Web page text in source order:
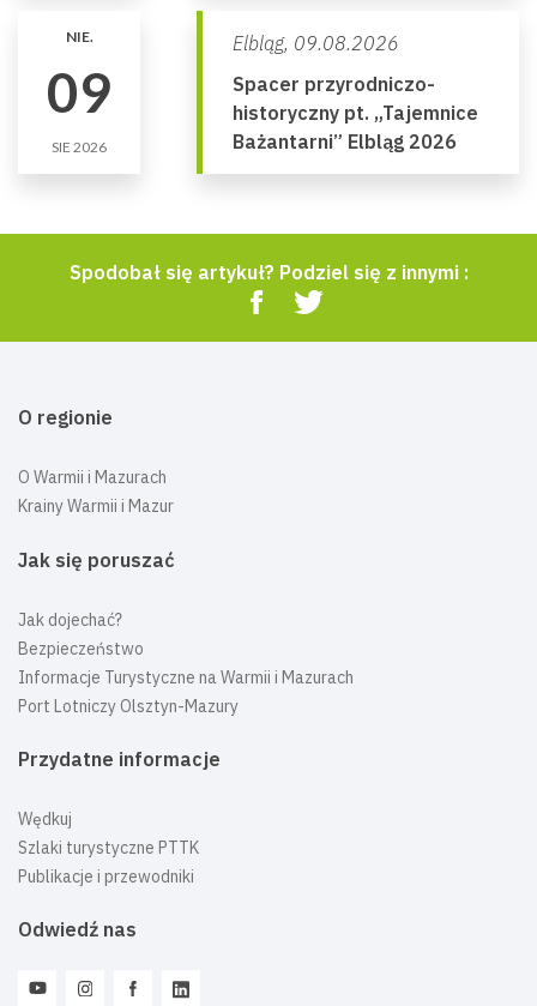
NIE.
09
SIE 2026
Elbląg, 09.08.2026
Spacer przyrodniczo-
historyczny pt. „Tajemnice
Bażantarni” Elbląg 2026
Spodobał się artykuł? Podziel się z innymi :
O regionie
O Warmii i Mazurach
Krainy Warmii i Mazur
Jak się poruszać
Jak dojechać?
Bezpieczeństwo
Informacje Turystyczne na Warmii i Mazurach
Port Lotniczy Olsztyn-Mazury
Przydatne informacje
Wędkuj
Szlaki turystyczne PTTK
Publikacje i przewodniki
Odwiedź nas